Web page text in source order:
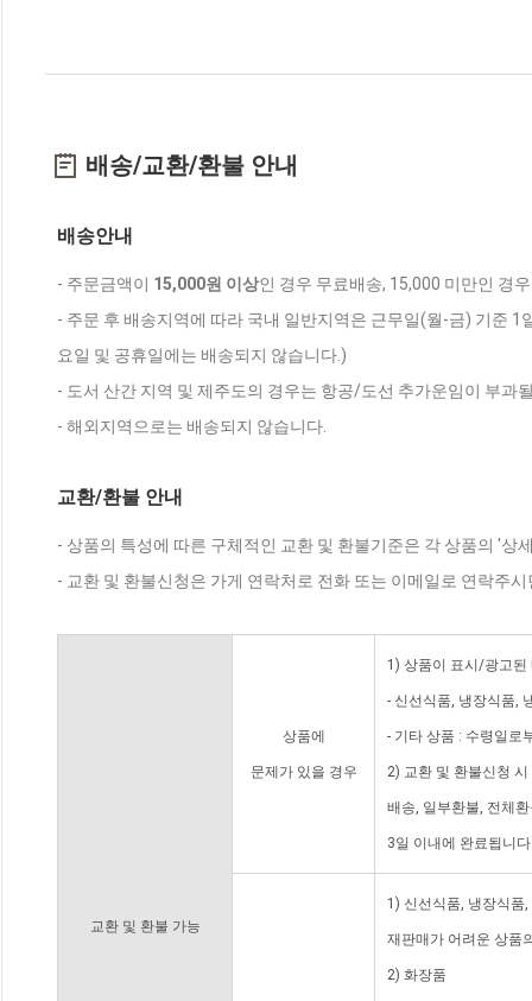
배송/교환/환불 안내
배송안내
- 주문금액이 15,000원 이상인 경우 무료배송, 15,000 미만인 경
- 주문 후 배송지역에 따라 국내 일반지역은 근무일(월-금) 기준
요일 및 공휴일에는 배송되지 않습니다.)
- 도서 산간 지역 및 제주도의 경우는 항공/도선 추가운임이 부과
- 해외지역으로는 배송되지 않습니다.
교환/환불 안내
- 상품의 특성에 따른 구체적인 교환 및 환불기준은 각 상품의 '상
- 교환 및 환불신청은 가게 연락처로 전화 또는 이메일로 연락주
교환 및 환불 가능
상품에
문제가 있을 경우
1) 상품이 표시/광고된
- 신선식품, 냉장식품,
- 기타 상품 : 수령일로
2) 교환 및 환불신청
배송, 일부환불, 전체
3일 이내에 완료됩니
1) 신선식품, 냉장식품
재판매가 어려운 상품
2) 화장품